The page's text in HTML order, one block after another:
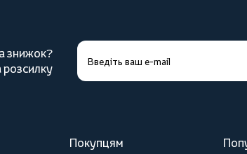
знижок?
розсилку
Покупцям